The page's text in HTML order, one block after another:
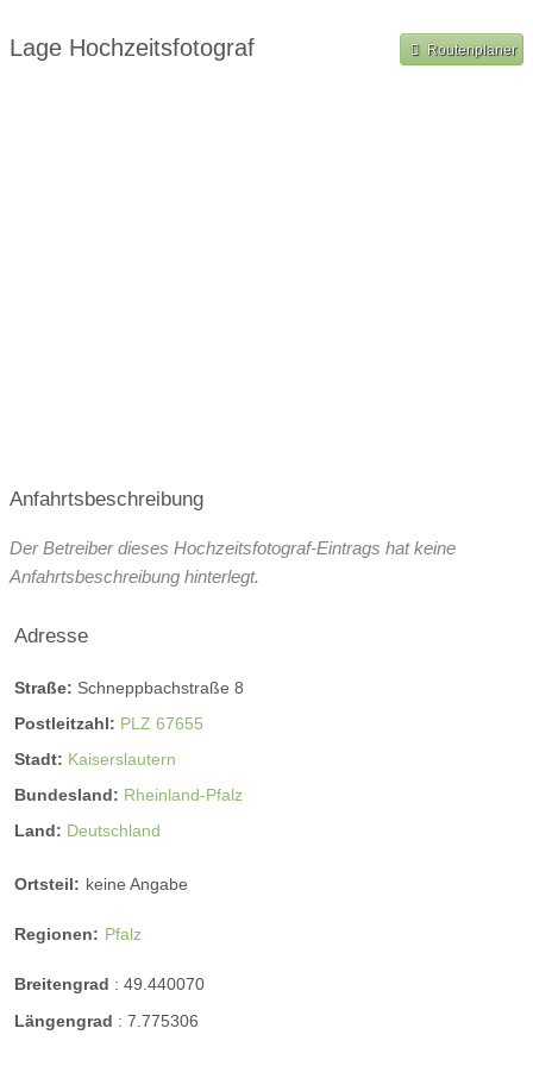
Lage Hochzeitsfotograf Routenplaner
Anfahrtsbeschreibung
Der Betreiber dieses Hochzeitsfotograf-Eintrags hat keine
Anfahrtsbeschreibung hinterlegt.
Adresse
Straße: Schneppbachstraße 8
Postleitzahl: PLZ 67655
Stadt: Kaiserslautern
Bundesland: Rheinland-Pfalz
Land: Deutschland
Ortsteil: keine Angabe
Regionen: Pfalz
Breitengrad : 49.440070
Längengrad : 7.775306